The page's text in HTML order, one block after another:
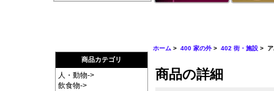
商品カテゴリ
人・動物->
飲食物->
ホーム >400 家の外 >402 街・施設 > ア
商品の詳細